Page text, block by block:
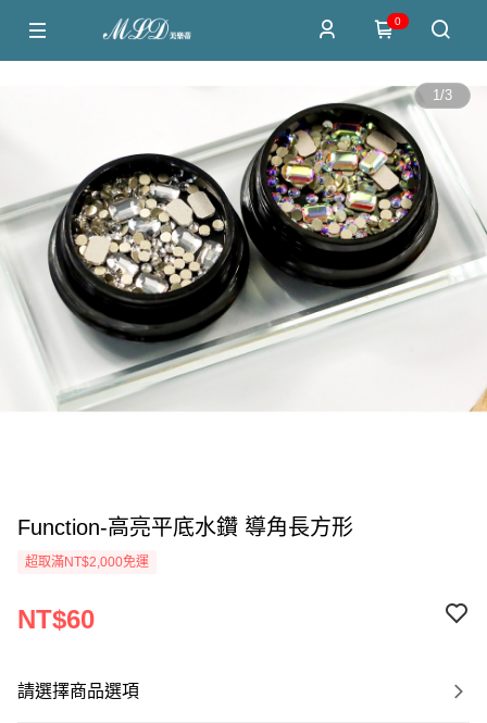
0
1/3
Function-高亮平底水鑽 導角長方形
超取滿NT$2,000免運
NT$60
請選擇商品選項